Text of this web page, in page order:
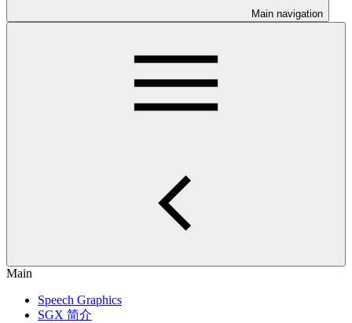
Main navigation
Main
Speech Graphics
SGX 简介